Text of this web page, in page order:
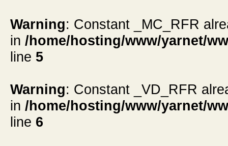
Warning: Constant _MC_RFR
in /home/hosting/www/yarnet/
line 5
Warning: Constant _VD_RFR
in /home/hosting/www/yarnet/
line 6